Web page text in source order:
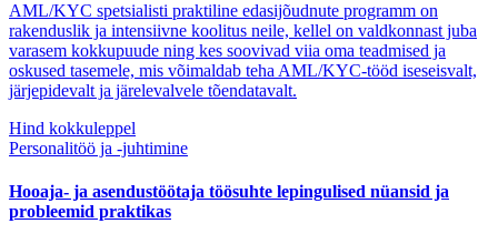
AML/KYC spetsialisti praktiline edasijõudnute programm on
rakenduslik ja intensiivne koolitus neile, kellel on valdkonnast juba
varasem kokkupuude ning kes soovivad viia oma teadmised ja
oskused tasemele, mis võimaldab teha AML/KYC-tööd iseseisvalt,
järjepidevalt ja järelevalvele tõendatavalt.
Hind kokkuleppel
Personalitöö ja -juhtimine
Hooaja- ja asendustöötaja töösuhte lepingulised nüansid ja
probleemid praktikas